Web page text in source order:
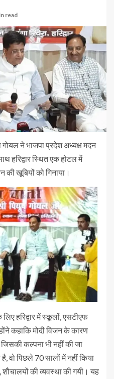
read
गोयल ने भाजपा प्रदेश अध्यक्ष मदन
हरिद्वार स्थित एक होटल में
की खूबियों को गिनाया।
लिए हरिद्वार में स्कूलों, एसटीएफ
कहाकि मोदी विजन के कारण
जिसकी कल्पना भी नहीं की जा
वो पिछले 70 सालों में नहीं किया
की व्यवस्था की गयी। यह